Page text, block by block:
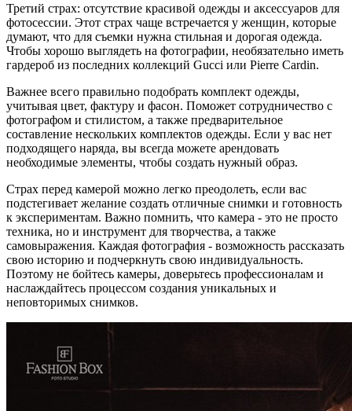
Третий страх: отсутствие красивой одежды и аксессуаров для
фотосессии. Этот страх чаще встречается у женщин, которые
думают, что для съемки нужна стильная и дорогая одежда.
Чтобы хорошо выглядеть на фотографии, необязательно иметь
гардероб из последних коллекций Gucci или Pierre Cardin.
Важнее всего правильно подобрать комплект одежды,
учитывая цвет, фактуру и фасон. Поможет сотрудничество с
фотографом и стилистом, а также предварительное
составление нескольких комплектов одежды. Если у вас нет
подходящего наряда, вы всегда можете арендовать
необходимые элементы, чтобы создать нужный образ.
Cтрах перед камерой можно легко преодолеть, если вас
подстегивает желание создать отличные снимки и готовность
к экспериментам. Важно помнить, что камера - это не просто
техника, но и инструмент для творчества, а также
самовыражения. Каждая фотография - возможность рассказать
свою историю и подчеркнуть свою индивидуальность.
Поэтому не бойтесь камеры, доверьтесь профессионалам и
наслаждайтесь процессом создания уникальных и
неповторимых снимков.